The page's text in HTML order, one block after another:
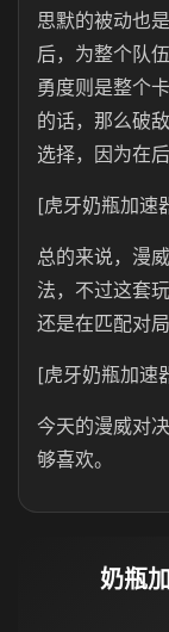
思默的被动也
后，为整个队
勇度则是整个
的话，那么破
选择，因为在
[虎牙奶瓶加速
总的来说，漫
法，不过这套
还是在匹配对
[虎牙奶瓶加速
今天的漫威对
够喜欢。
奶瓶